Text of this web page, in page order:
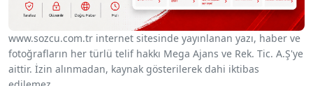
www.sozcu.com.tr internet sitesinde yayınlanan yazı, haber ve
fotoğrafların her türlü telif hakkı Mega Ajans ve Rek. Tic. A.Ş'ye
aittir. İzin alınmadan, kaynak gösterilerek dahi iktibas